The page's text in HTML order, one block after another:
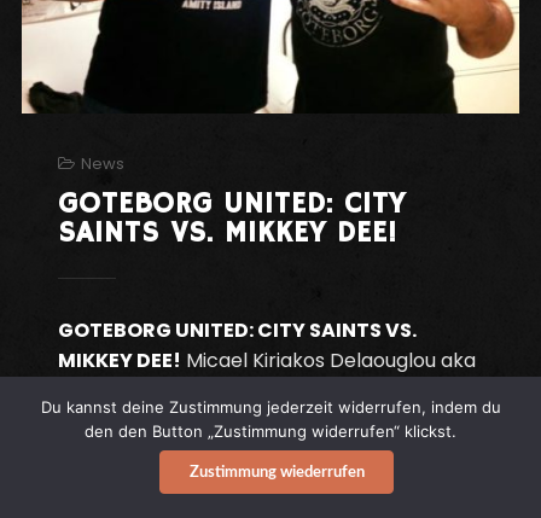
News
GOTEBORG UNITED: CITY
SAINTS VS. MIKKEY DEE!
GOTEBORG UNITED: CITY SAINTS VS.
MIKKEY DEE! Micael Kiriakos Delaouglou aka
einstigerMOTORHEAD-und jetziger
SCORPIONS-Drummer beweist auch in
Textilfragen Stil und zeigt sich frisch-fröhlich
Du kannst deine Zustimmung jederzeit widerrufen, indem du
den den Button „Zustimmung widerrufen“ klickst.
Zustimmung wiederrufen